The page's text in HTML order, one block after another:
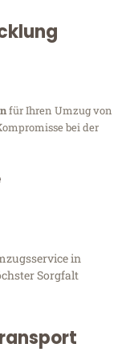
für Ihren Umzug von
bei der
in
Sorgfalt